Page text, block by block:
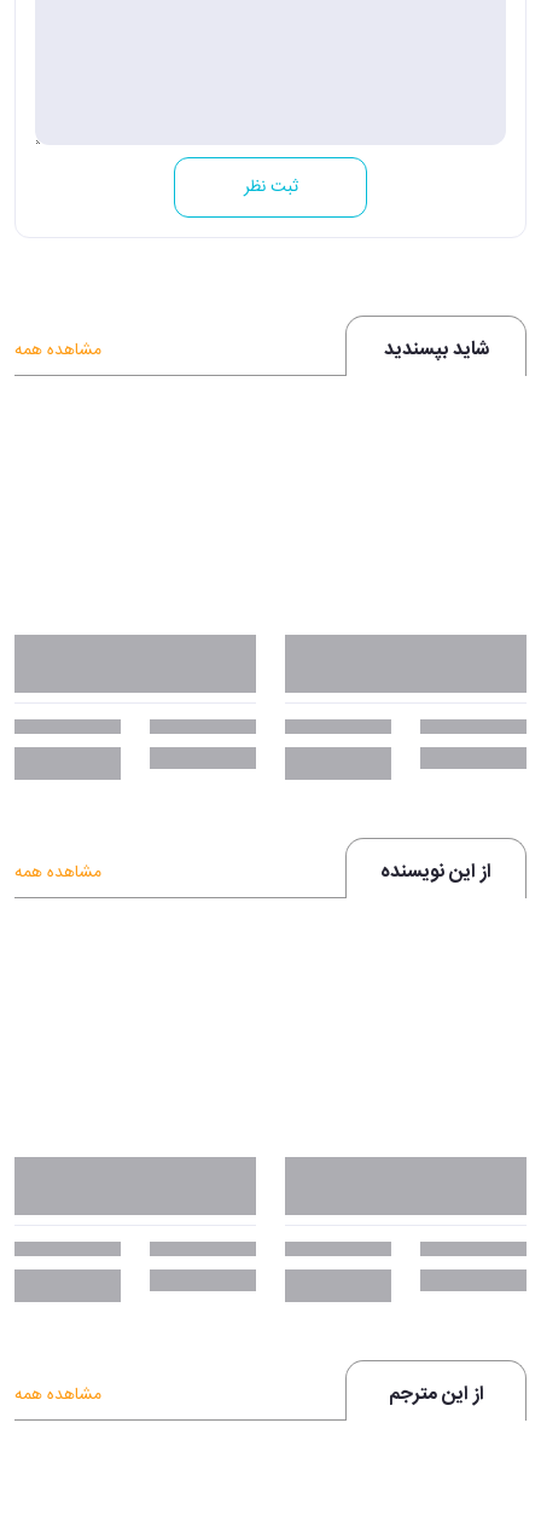
ثبت نظر
شاید بپسندید مشاهده همه
از این نویسنده مشاهده همه
از این مترجم مشاهده همه